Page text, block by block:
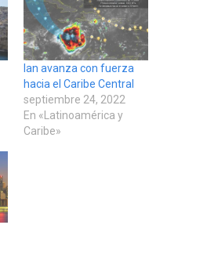
Ian avanza con fuerza
hacia el Caribe Central
septiembre 24, 2022
En «Latinoamérica y
Caribe»